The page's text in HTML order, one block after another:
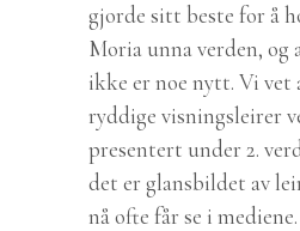
gjorde sitt beste for å
Moria unna verden, og
ikke er noe nytt. Vi vet
ryddige visningsleirer
presentert under 2.
det er glansbildet av
nå ofte får se i